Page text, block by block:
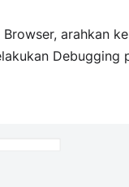
arahkan
Debugging